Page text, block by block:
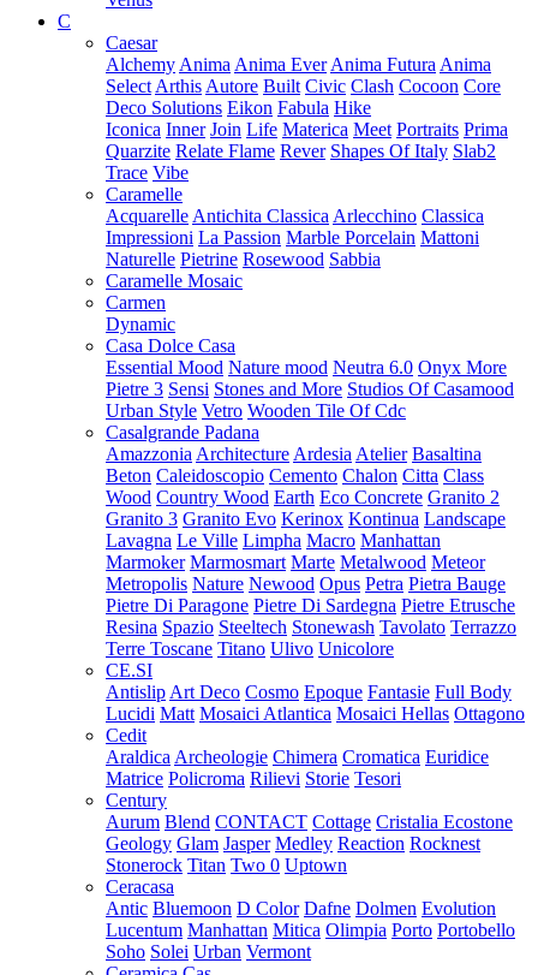
C
Caesar
Alchemy Anima Anima Ever Anima Futura Anima
Select Arthis Autore Built Civic Clash Cocoon Core
Deco Solutions Eikon Fabula Hike
Iconica Inner Join Life Materica Meet Portraits Prima
Quarzite Relate Flame Rever Shapes Of Italy Slab2
Trace Vibe
Caramelle
Acquarelle Antichita Classica Arlecchino Classica
Impressioni La Passion Marble Porcelain Mattoni
Naturelle Pietrine Rosewood Sabbia
Caramelle Mosaic
Carmen
Dynamic
Casa Dolce Casa
Essential Mood Nature mood Neutra 6.0 Onyx More
Pietre 3 Sensi Stones and More Studios Of Casamood
Urban Style Vetro Wooden Tile Of Cdc
Casalgrande Padana
Amazzonia Architecture Ardesia Atelier Basaltina
Beton Caleidoscopio Cemento Chalon Citta Class
Wood Country Wood Earth Eco Concrete Granito 2
Granito 3 Granito Evo Kerinox Kontinua Landscape
Lavagna Le Ville Limpha Macro Manhattan
Marmoker Marmosmart Marte Metalwood Meteor
Metropolis Nature Newood Opus Petra Pietra Bauge
Pietre Di Paragone Pietre Di Sardegna Pietre Etrusche
Resina Spazio Steeltech Stonewash Tavolato Terrazzo
Terre Toscane Titano Ulivo Unicolore
CE.SI
Antislip Art Deco Cosmo Epoque Fantasie Full Body
Lucidi Matt Mosaici Atlantica Mosaici Hellas Ottagono
Cedit
Araldica Archeologie Chimera Cromatica Euridice
Matrice Policroma Rilievi Storie Tesori
Century
Aurum Blend CONTACT Cottage Cristalia Ecostone
Geology Glam Jasper Medley Reaction Rocknest
Stonerock Titan Two 0 Uptown
Ceracasa
Antic Bluemoon D Color Dafne Dolmen Evolution
Lucentum Manhattan Mitica Olimpia Porto Portobello
Soho Solei Urban Vermont